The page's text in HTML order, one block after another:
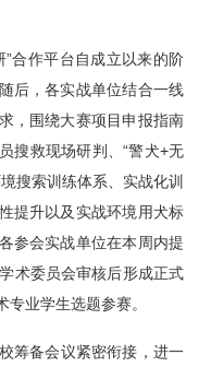
合作平台自成立以来的阶
后，各实战单位结合一线
，围绕大赛项目申报指南
搜救现场研判、“警犬+无
搜索训练体系、实战化训
提升以及实战环境用犬标
参会实战单位在本周内提
术委员会审核后形成正式
业学生选题参赛。
筹备会议紧密衔接，进一